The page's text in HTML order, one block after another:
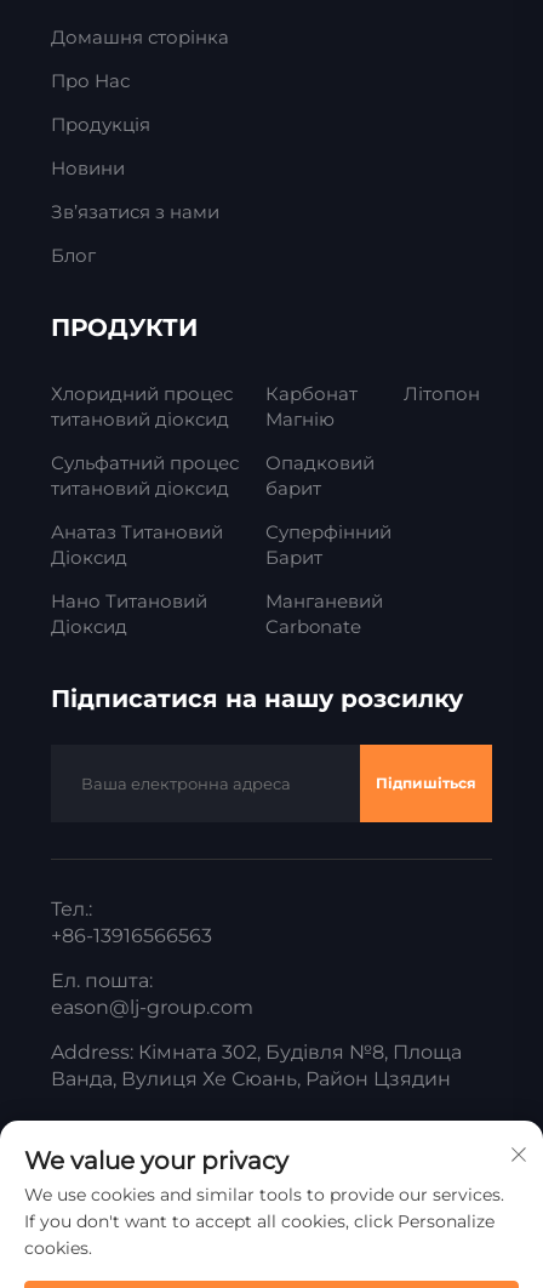
Домашня сторінка
Про Нас
Продукція
Новини
Зв’язатися з нами
Блог
ПРОДУКТИ
Хлоридний процес
титановий діоксид
Сульфатний процес
титановий діоксид
Анатаз Титановий
Діоксид
Нано Титановий
Діоксид
Карбонат
Магнію
Опадковий
барит
Суперфінний
Барит
Манганевий
Carbonate
Літопон
Підписатися на нашу розсилку
Підпишіться
Тел.:
+86-13916566563
Ел. пошта:
eason@lj-group.com
Address: Кімната 302, Будівля №8, Площа
Ванда, Вулиця Хе Сюань, Район Цзядин
Авторське право © Шанхай Лянцзянг Тітановий
Білий Продукт Компанія Обмежена. Усі права
захищені
Політика конфіденційності
Прокрутіть до верху
We value your privacy
We use cookies and similar tools to provide our services.
If you don't want to accept all cookies, click Personalize
cookies.